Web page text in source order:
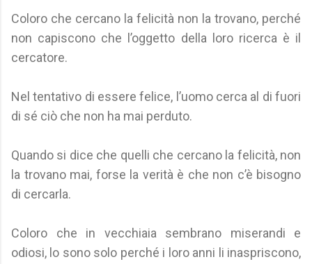
Coloro che cercano la felicità non la trovano, perché
non capiscono che l’oggetto della loro ricerca è il
cercatore.
Nel tentativo di essere felice, l’uomo cerca al di fuori
di sé ciò che non ha mai perduto.
Quando si dice che quelli che cercano la felicità, non
la trovano mai, forse la verità è che non c’è bisogno
di cercarla.
Coloro che in vecchiaia sembrano miserandi e
odiosi, lo sono solo perché i loro anni li inaspriscono,